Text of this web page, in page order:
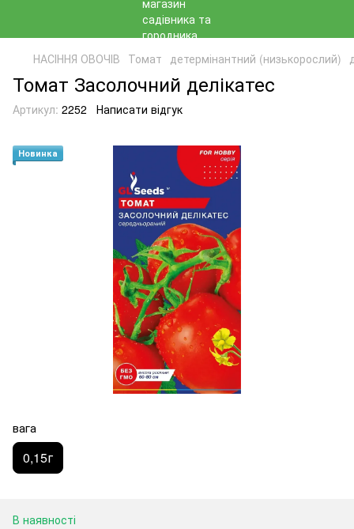
НАСІННЯ ОВОЧІВ Томат детермінантний (низькорослий)
Томат Засолочний делікатес
Артикул: 2252 Написати відгук
Новинка
вага
0,15г
В наявності